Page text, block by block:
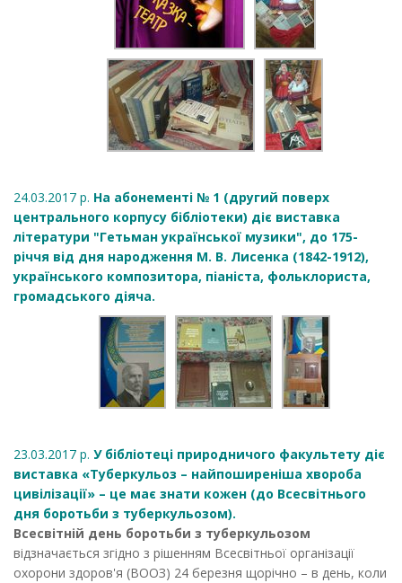
24.03.2017 р. На абонементі № 1 (другий поверх
центрального корпусу бібліотеки) діє виставка
літератури "Гетьман української музики", до 175-
річчя від дня народження М. В. Лисенка (1842-1912),
українського композитора, піаніста, фольклориста,
громадського діяча.
23.03.2017 р. У бібліотеці природничого факультету діє
виставка «Туберкульоз – найпоширеніша хвороба
цивілізації» – це має знати кожен (до Всесвітнього
дня боротьби з туберкульозом).
Всесвітній день боротьби з туберкульозом
відзначається згідно з рішенням Всесвітньої організації
охорони здоров'я (ВООЗ) 24 березня щорічно – в день, коли